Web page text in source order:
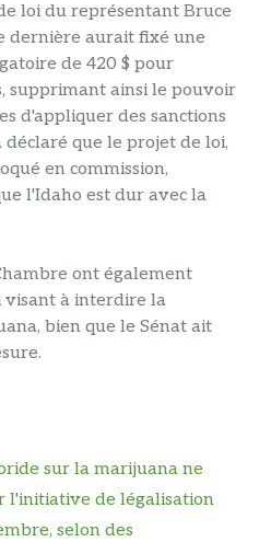
loi du représentant Bruce
dernière aurait fixé une
de 420 $ pour
supprimant ainsi le pouvoir
d'appliquer des sanctions
déclaré que le projet de loi,
en commission,
l'Idaho est dur avec la
ont également
visant à interdire la
bien que le Sénat ait
sur la marijuana ne
l'initiative de légalisation
selon des